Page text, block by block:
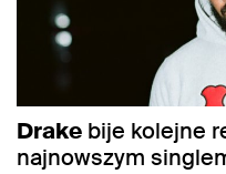
Drake bije kolejne
najnowszym